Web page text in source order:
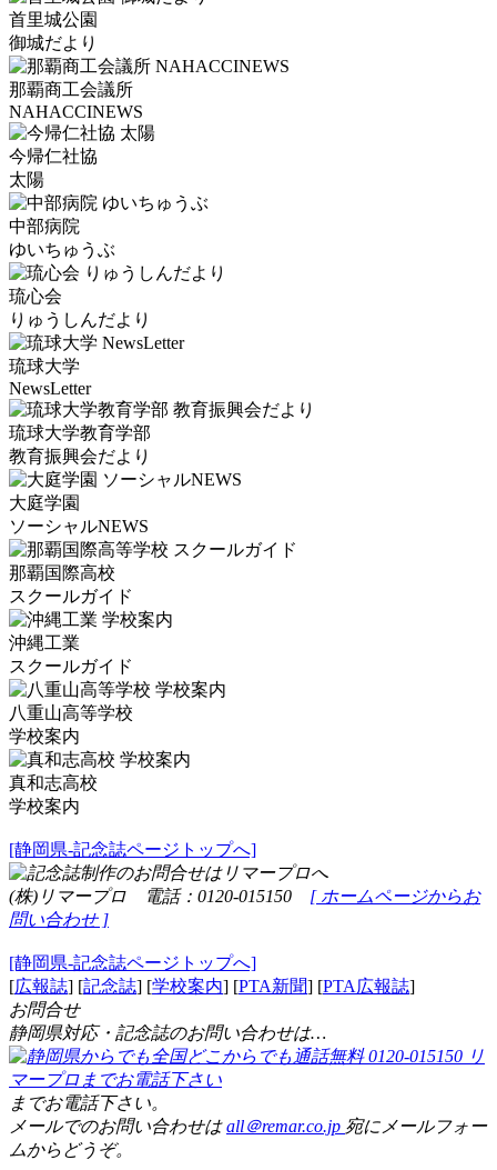
首里城公園
御城だより
那覇商工会議所
NAHACCINEWS
今帰仁社協
太陽
中部病院
ゆいちゅうぶ
琉心会
りゅうしんだより
琉球大学
NewsLetter
琉球大学教育学部
教育振興会だより
大庭学園
ソーシャルNEWS
那覇国際高校
スクールガイド
沖縄工業
スクールガイド
八重山高等学校
学校案内
真和志高校
学校案内
[静岡県-記念誌ページトップへ]
(株)リマープロ 電話：0120-015150 [ ホームページからお
問い合わせ ]
[静岡県-記念誌ページトップへ]
[広報誌] [記念誌] [学校案内] [PTA新聞] [PTA広報誌]
お問合せ
静岡県対応・記念誌のお問い合わせは…
までお電話下さい。
メールでのお問い合わせはall＠remar.co.jp 宛にメールフォー
ムからどうぞ。